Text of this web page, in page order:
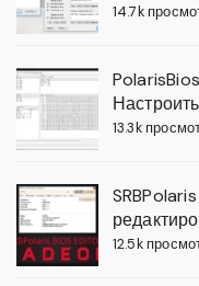
14.7k
13.3k
12.5k